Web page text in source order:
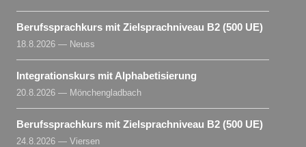
Berufssprachkurs mit Zielsprachniveau B2 (500 UE)
18.8.2026 — Neuss
Integrationskurs mit Alphabetisierung
20.8.2026 — Mönchengladbach
Berufssprachkurs mit Zielsprachniveau B2 (500 UE)
24.8.2026 — Viersen